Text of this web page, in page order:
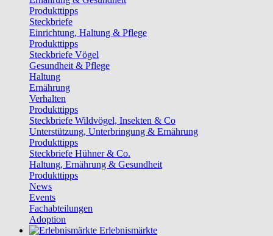
Produkttipps
Steckbriefe
Einrichtung, Haltung & Pflege
Produkttipps
Steckbriefe Vögel
Gesundheit & Pflege
Haltung
Ernährung
Verhalten
Produkttipps
Steckbriefe Wildvögel, Insekten & Co
Unterstützung, Unterbringung & Ernährung
Produkttipps
Steckbriefe Hühner & Co.
Haltung, Ernährung & Gesundheit
Produkttipps
News
Events
Fachabteilungen
Adoption
Erlebnismärkte